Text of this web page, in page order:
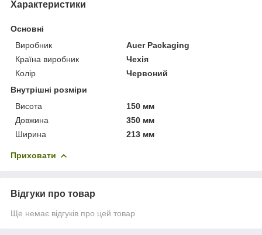
Характеристики
Основні
Виробник
Auer Packaging
Країна виробник
Чехія
Колір
Червоний
Внутрішні розміри
Висота
150 мм
Довжина
350 мм
Ширина
213 мм
Приховати
Відгуки про товар
Ще немає відгуків про цей товар